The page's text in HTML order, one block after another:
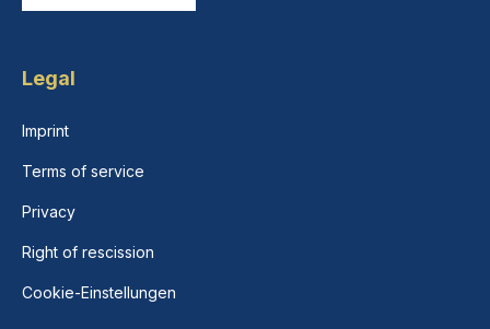
Legal
Imprint
Terms of service
Privacy
Right of rescission
Cookie-Einstellungen